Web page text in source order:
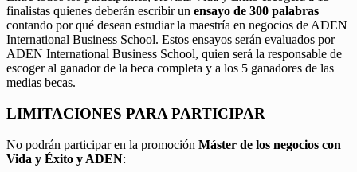
finalistas quienes deberán escribir un ensayo de 300 palabras
contando por qué desean estudiar la maestría en negocios de ADEN
International Business School. Estos ensayos serán evaluados por
ADEN International Business School, quien será la responsable de
escoger al ganador de la beca completa y a los 5 ganadores de las
medias becas.
LIMITACIONES PARA PARTICIPAR
No podrán participar en la promoción Máster de los negocios con
Vida y Éxito y ADEN: